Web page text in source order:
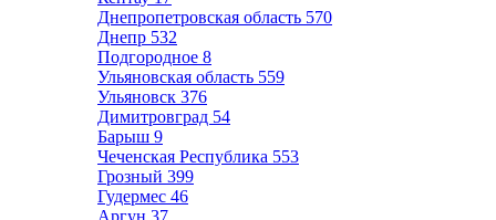
Днепропетровская область 570
Днепр 532
Подгородное 8
Ульяновская область 559
Ульяновск 376
Димитровград 54
Барыш 9
Чеченская Республика 553
Грозный 399
Гудермес 46
Аргун 37